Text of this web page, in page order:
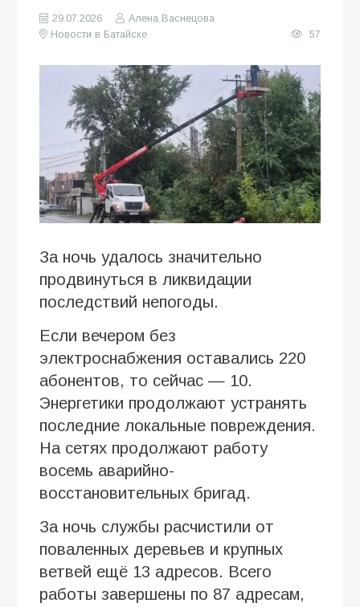
29.07.2026
Алена Васнецова
Новости в Батайске
57
За ночь удалось значительно
продвинуться в ликвидации
последствий непогоды.
Если вечером без
электроснабжения оставались 220
абонентов, то сейчас — 10.
Энергетики продолжают устранять
последние локальные повреждения.
На сетях продолжают работу
восемь аварийно-
восстановительных бригад.
За ночь службы расчистили от
поваленных деревьев и крупных
ветвей ещё 13 адресов. Всего
работы завершены по 87 адресам,